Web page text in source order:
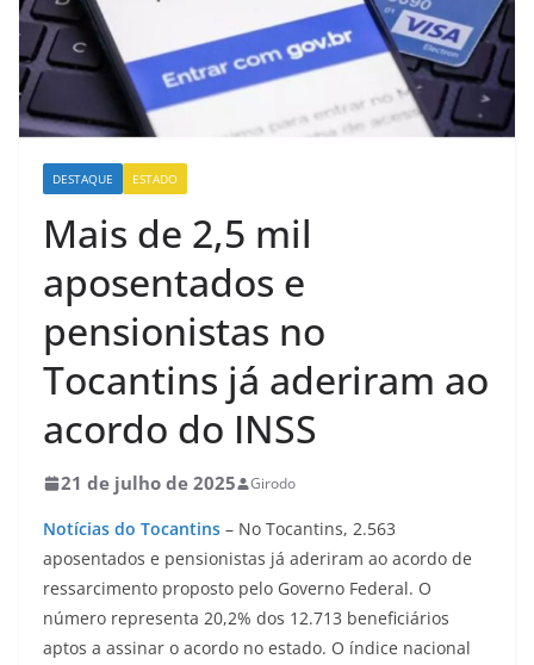
DESTAQUE ESTADO
Mais de 2,5 mil
aposentados e
pensionistas no
Tocantins já aderiram ao
acordo do INSS
21 de julho de 2025 Girodo
Notícias do Tocantins – No Tocantins, 2.563
aposentados e pensionistas já aderiram ao acordo de
ressarcimento proposto pelo Governo Federal. O
número representa 20,2% dos 12.713 beneficiários
aptos a assinar o acordo no estado. O índice nacional